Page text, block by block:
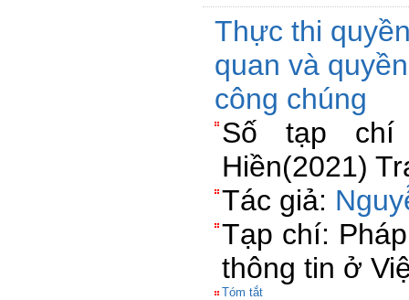
Thực thi
quan và
công chúng
Số tạp chí
Hiền(2021)
Tác giả:
Tạp chí:
thông tin ở
Tóm tắt